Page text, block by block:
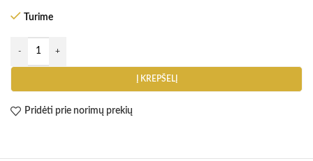
Turime
Į KREPŠELĮ
Pridėti prie norimų prekių